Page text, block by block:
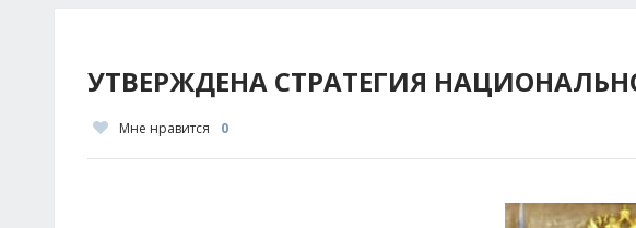
УТВЕРЖДЕНА СТРАТЕГИЯ
Мне нравится 0